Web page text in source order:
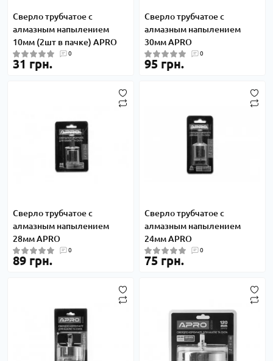
Сверло трубчатое с
алмазным напылением
10мм (2шт в пачке) APRO
0
31 грн.
Сверло трубчатое с
алмазным напылением
30мм APRO
0
95 грн.
Сверло трубчатое с
алмазным напылением
28мм APRO
0
89 грн.
Сверло трубчатое с
алмазным напылением
24мм APRO
0
75 грн.